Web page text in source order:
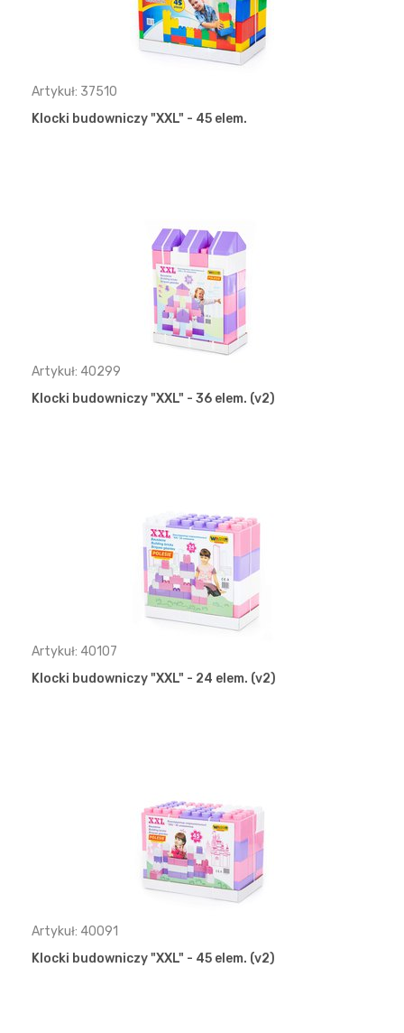
Artykuł: 37510
Klocki budowniczy "XXL" - 45 elem.
Artykuł: 40299
Klocki budowniczy "XXL" - 36 elem. (v2)
Artykuł: 40107
Klocki budowniczy "XXL" - 24 elem. (v2)
Artykuł: 40091
Klocki budowniczy "XXL" - 45 elem. (v2)